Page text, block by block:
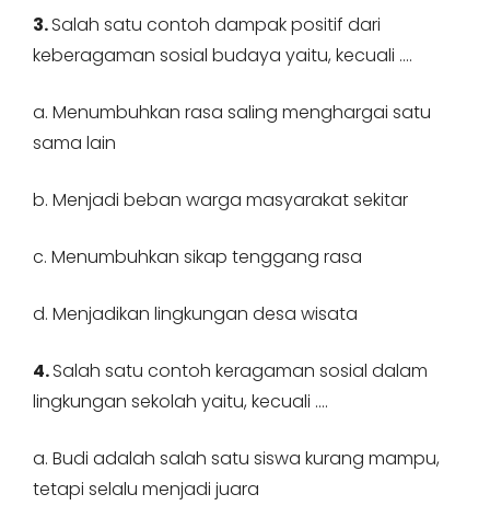
3.Salah satu contoh dampak positif dari
keberagaman sosial budaya yaitu, kecuali ….
a. Menumbuhkan rasa saling menghargai satu
sama lain
b. Menjadi beban warga masyarakat sekitar
c. Menumbuhkan sikap tenggang rasa
d. Menjadikan lingkungan desa wisata
4.Salah satu contoh keragaman sosial dalam
lingkungan sekolah yaitu, kecuali ….
a. Budi adalah salah satu siswa kurang mampu,
tetapi selalu menjadi juara